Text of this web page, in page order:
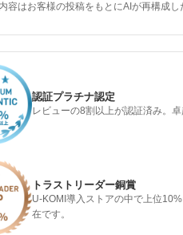
容はお客様の投稿をもとにAIが再構成
認証プラチナ認定
レビューの8割以上が認証済み。
トラストリーダー銅賞
U-KOMI導入ストアの中で上位
在です。